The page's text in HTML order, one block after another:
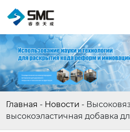
Главная - Новости -
высокоэластичная добавка